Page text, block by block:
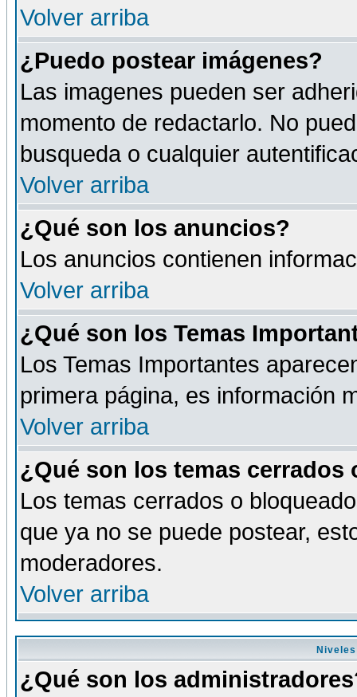
Volver arriba
¿Puedo postear imágenes?
Las imagenes pueden ser
momento de redactarlo. No
busqueda o cualquier
Volver arriba
¿Qué son los anuncios?
Los anuncios contienen
Volver arriba
¿Qué son los Temas
Los Temas Importantes
primera página, es información
Volver arriba
¿Qué son los temas cerrados
Los temas cerrados o
que ya no se puede postear,
moderadores.
Volver arriba
¿Qué son los